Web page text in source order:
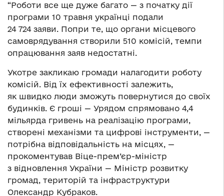
“Роботи все ще дуже багато — з початку дії
програми 10 травня українці подали
24 724 заяви. Попри те, що органи місцевого
самоврядування створили 510 комісій, темпи
опрацювання заяв недостатні.
Укотре закликаю громади налагодити роботу
комісій. Від їх ефективності залежить,
як швидко люди зможуть повернутися до своїх
будинків. Є гроші — Урядом спрямовано 4,4
мільярда гривень на реалізацію програми,
створені механізми та цифрові інструменти, —
потрібна відповідальність на місцях, —
прокоментував Віце-прем’єр-міністр
з відновлення України — Міністр розвитку
громад, територій та інфраструктури
Олександр Кубраков.